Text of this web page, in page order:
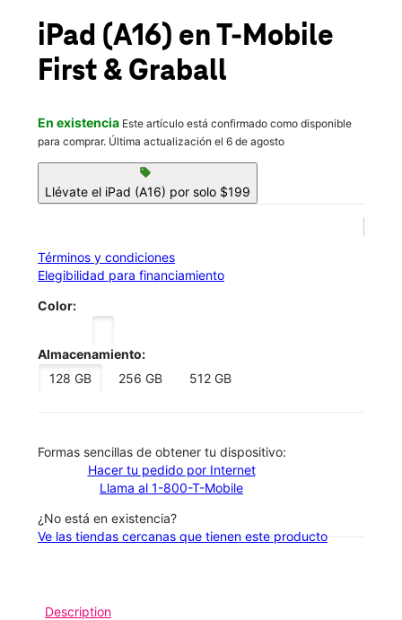
location_on
15301 S First St Ste 100 Milan, TN 38358
iPad (A16) en T-Mobile
First & Graball
En existencia Este artículo está confirmado como disponible
para comprar. Última actualización el 6 de agosto
sell
Llévate el iPad (A16) por solo $199
Términos y condiciones
Elegibilidad para financiamiento
Color:
Almacenamiento:
128 GB
256 GB 512 GB
​​​​​​​Formas sencillas de obtener tu dispositivo:
Hacer tu pedido por Internet
Llama al 1-800-T-Mobile
¿No está en existencia?
Ve las tiendas cercanas que tienen este producto
Description